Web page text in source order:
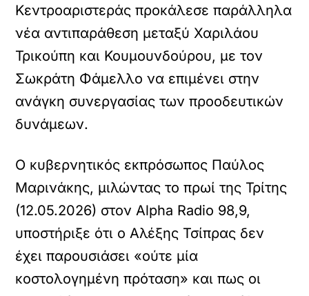
Κεντροαριστεράς προκάλεσε παράλληλα
νέα αντιπαράθεση μεταξύ Χαριλάου
Τρικούπη και Κουμουνδούρου, με τον
Σωκράτη Φάμελλο να επιμένει στην
ανάγκη συνεργασίας των προοδευτικών
δυνάμεων.
Ο κυβερνητικός εκπρόσωπος Παύλος
Μαρινάκης, μιλώντας το πρωί της Τρίτης
(12.05.2026) στον Alpha Radio 98,9,
υποστήριξε ότι ο Αλέξης Τσίπρας δεν
έχει παρουσιάσει «ούτε μία
κοστολογημένη πρόταση» και πως οι